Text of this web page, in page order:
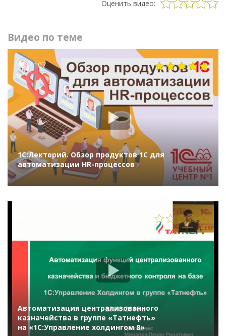
Оценить видео:
Видео по теме
1107
1С:Лекторий. Обзор продуктов 1С для
автоматизации HR-процессов
Автоматизация централизованного
казначейства в группе «Татнефть»
на «1С:Управление холдингом 8»